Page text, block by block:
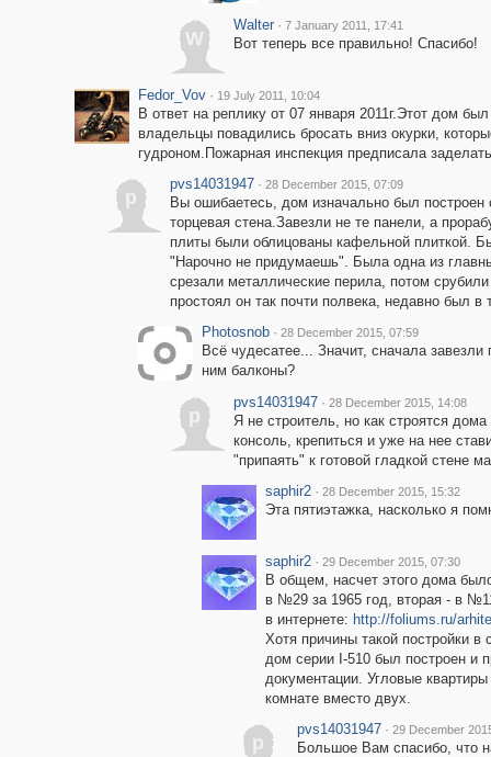
W
Walter · 7 January 2011, 17:41
Вот теперь все правильно! Спасибо!
Fedor_Vov · 19 July 2011, 10:04
В ответ на реплику от 07 января 2011г.Этот дом
владельцы повадились бросать вниз окурки,
гудроном.Пожарная инспекция предписала
p
pvs14031947 · 28 December 2015, 07:09
Вы ошибаетесь, дом изначально был построен
торцевая стена.Завезли не те панели, а
плиты были облицованы кафельной плиткой.
"Нарочно не придумаешь". Была одна из
срезали металлические перила, потом
простоял он так почти полвека, недавно был
Photosnob · 28 December 2015, 07:59
Всё чудесатее... Значит, сначала
ним балконы?
p
pvs14031947 · 28 December 2015, 14:08
Я не строитель, но как строятся
консоль, крепиться и уже на нее
"припаять" к готовой гладкой стене
saphir2 · 28 December 2015, 15:32
Эта пятиэтажка, насколько я
saphir2 · 29 December 2015, 07:30
В общем, насчет этого дома
в №29 за 1965 год, вторая - в
в интернете: http://foliums.ru/
Хотя причины такой постройки в
дом серии I-510 был построен и
документации. Угловые
комнате вместо двух.
p
pvs14031947 · 29 December
Большое Вам спасибо, что